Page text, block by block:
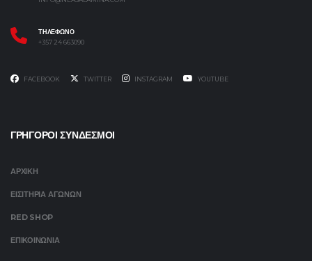
ΤΗΛΕΦΩΝΟ
+357 24 663090
FACEBOOK TWITTER INSTAGRAM YOUTUBE
ΓΡΗΓΟΡΟΙ ΣΥΝΔΕΣΜΟΙ
ΑΡΧΙΚΗ
ΕΙΣΙΤΗΡΙΑ ΑΓΩΝΩΝ
RED SHOP
ΕΠΙΚΟΙΝΩΝΙΑ